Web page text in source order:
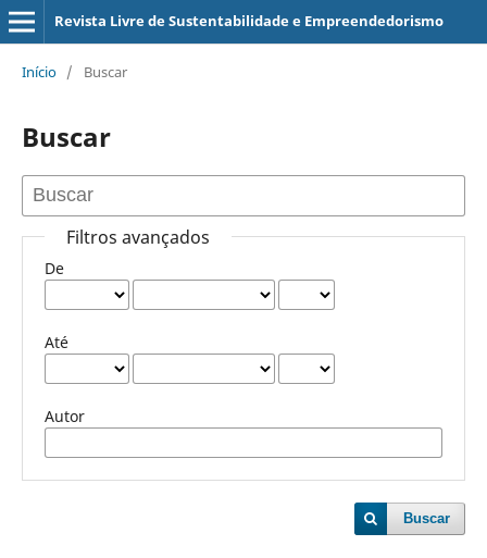
Revista Livre de Sustentabilidade e Empreendedorismo
Início / Buscar
Buscar
Filtros avançados
De
Até
Autor
Buscar